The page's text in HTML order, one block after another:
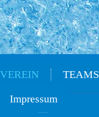
VEREIN TEAMS
Oldies
Impressum